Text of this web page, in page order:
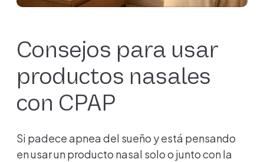
Consejos para usar
productos nasales
con CPAP
Si padece apnea del sueño y está pensando
en usar un producto nasal solo o junto con la